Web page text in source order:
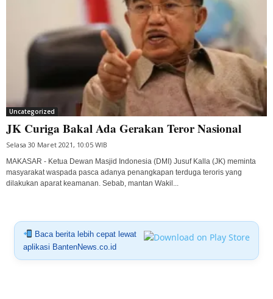
Uncategorized
JK Curiga Bakal Ada Gerakan Teror Nasional
Selasa 30 Maret 2021, 10:05 WIB
MAKASAR - Ketua Dewan Masjid Indonesia (DMI) Jusuf Kalla (JK) meminta
masyarakat waspada pasca adanya penangkapan terduga teroris yang
dilakukan aparat keamanan. Sebab, mantan Wakil...
Baca berita lebih cepat lewat
aplikasi BantenNews.co.id